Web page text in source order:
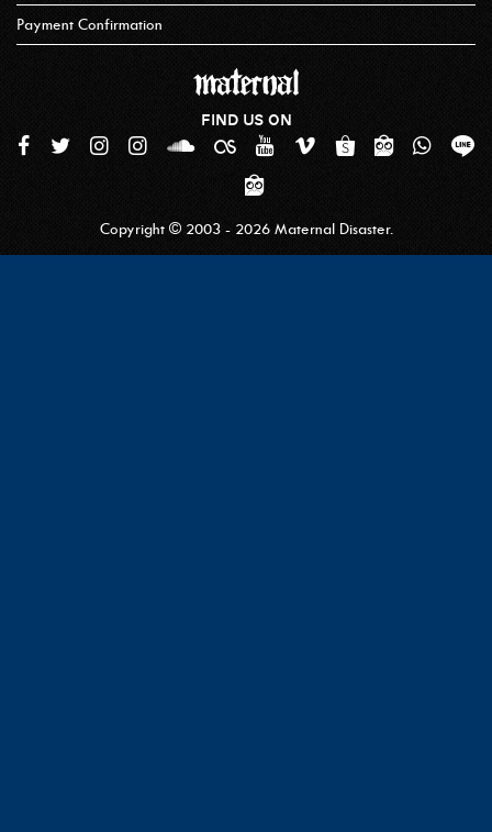
Payment Confirmation
FIND US ON
Copyright © 2003 - 2026 Maternal Disaster.